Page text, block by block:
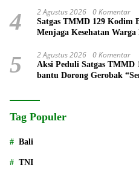
4 2 Agustus 2026 0 Komentar
Satgas TMMD 129 Kodim
Menjaga Kesehatan Warga
5 2 Agustus 2026 0 Komentar
Aksi Peduli Satgas TMMD
bantu Dorong Gerobak
Tag Populer
Bali
TNI